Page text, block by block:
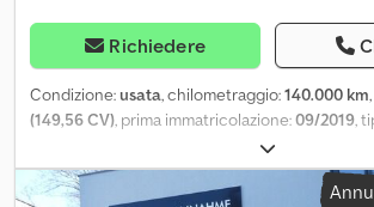
Richiedere
Condizione:usata, chilometraggio:140.000 km
(149,56 CV) , prima immatricolazione:09/2019 ,
, peso complessivo:
configurazione degli assi:4x4, carburante:
CO₂:185 g/km , colore:grigio, cabina di guida: